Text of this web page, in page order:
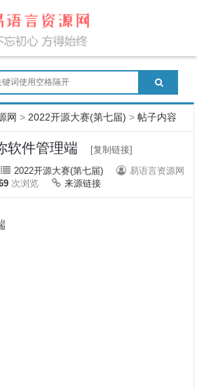
网 > 2022开源大赛(第七届) >帖子内容
软件管理端
[复制链接]
2022开源大赛(第七届)
易语言资源网
次浏览 来源链接